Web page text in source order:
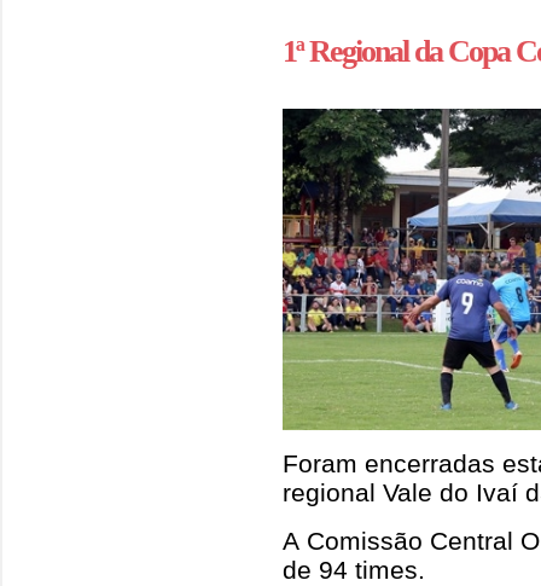
1ª Regional da Copa
Foram encerradas
regional Vale do Ivaí
A Comissão Central
de 94 times.